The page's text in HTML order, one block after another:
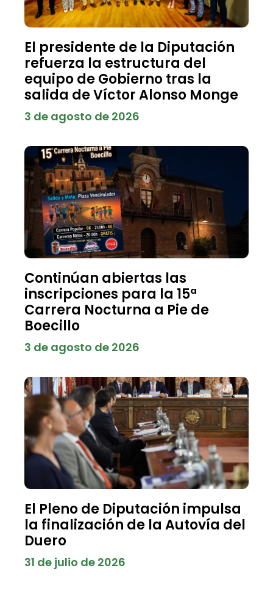
El presidente de la Diputación
refuerza la estructura del
equipo de Gobierno tras la
salida de Víctor Alonso Monge
3 de agosto de 2026
Continúan abiertas las
inscripciones para la 15ª
Carrera Nocturna a Pie de
Boecillo
3 de agosto de 2026
El Pleno de Diputación impulsa
la finalización de la Autovía del
Duero
31 de julio de 2026